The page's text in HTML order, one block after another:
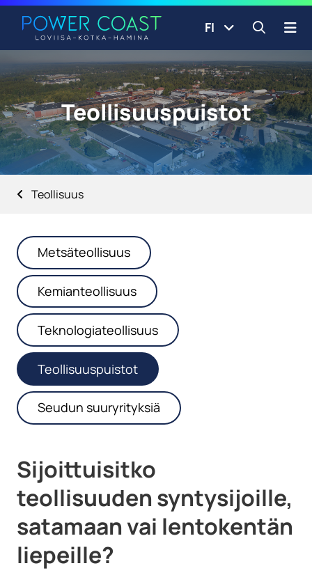
Siirry sisältöön
FI Avaa
Teollisuuspuistot
Teollisuus
Metsäteollisuus
Kemianteollisuus
Teknologiateollisuus
Teollisuuspuistot
Seudun suuryrityksiä
Sijoittuisitko
teollisuuden syntysijoille,
satamaan vai lentokentän
liepeille?